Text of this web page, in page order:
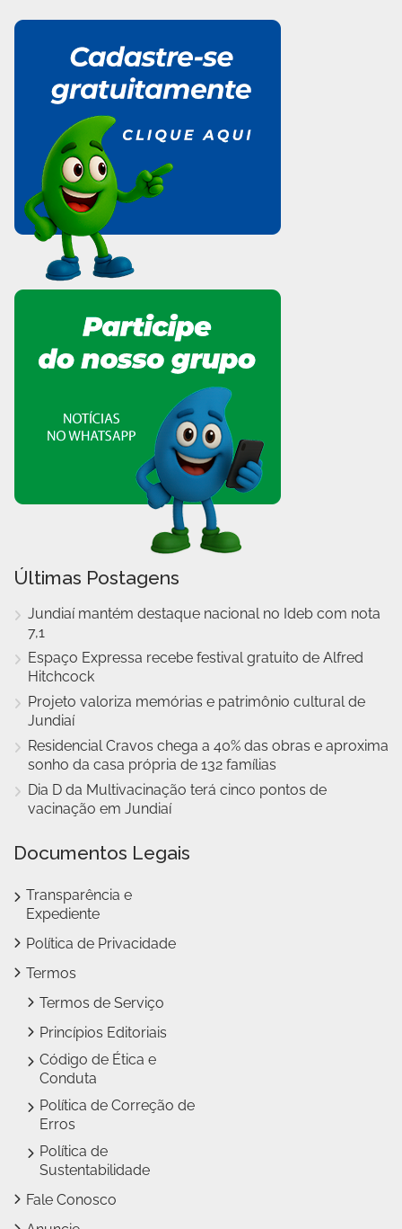
Últimas Postagens
Jundiaí mantém destaque nacional no Ideb com nota
7,1
Espaço Expressa recebe festival gratuito de Alfred
Hitchcock
Projeto valoriza memórias e patrimônio cultural de
Jundiaí
Residencial Cravos chega a 40% das obras e aproxima
sonho da casa própria de 132 famílias
Dia D da Multivacinação terá cinco pontos de
vacinação em Jundiaí
Documentos Legais
Transparência e
Expediente
Política de Privacidade
Termos
Termos de Serviço
Princípios Editoriais
Código de Ética e
Conduta
Política de Correção de
Erros
Política de
Sustentabilidade
Fale Conosco